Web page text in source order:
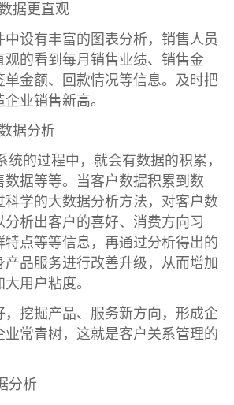
据更直观
中设有丰富的图表分析，销售人员
观的看到每月销售业绩、销售金
单金额、回款情况等信息。及时把
业销售新高。
据分析
统的过程中，就会有数据的积累，
数据等等。当客户数据积累到数
科学的大数据分析方法，对客户数
析出客户的喜好、消费方向习
特点等等信息，再通过分析得出的
产品服务进行改善升级，从而增加
用户粘度。
，挖掘产品、服务新方向，形成企
业常青树，这就是客户关系管理的
分析